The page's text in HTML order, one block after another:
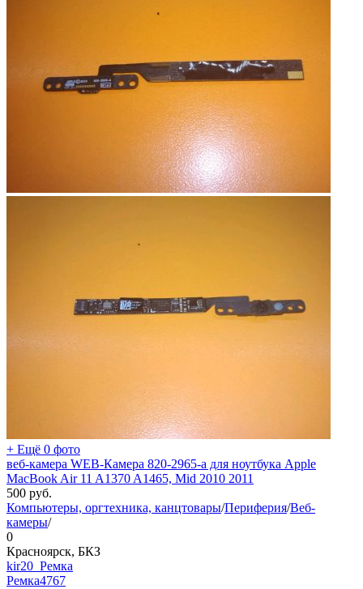
+ Ещё 0 фото
веб-камера WEB-Камера 820-2965-a для ноутбука Apple
MacBook Air 11 A1370 A1465, Mid 2010 2011
500 руб.
Компьютеры, оргтехника, канцтовары/Периферия/Веб-
камеры/
0
Красноярск, БКЗ
kir20_Ремка
Ремка4767